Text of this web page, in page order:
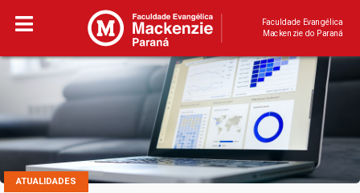
Faculdade Evangélica
Mackenzie do Paraná
ATUALIDADES